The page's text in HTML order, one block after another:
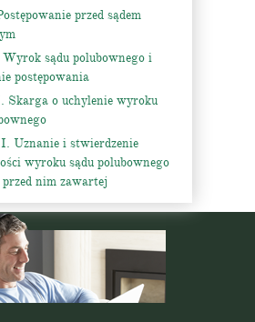
przed sądem
sądu polubownego i
postępowania
Skarga o uchylenie wyroku
Uznanie i stwierdzenie
wyroku sądu polubownego
nim zawartej